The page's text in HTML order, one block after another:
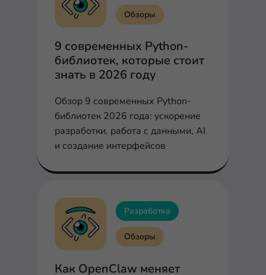
Обзоры
9 современных Python-
библиотек, которые стоит
знать в 2026 году
Обзор 9 современных Python-
библиотек 2026 года: ускорение
разработки, работа с данными, AI
и создание интерфейсов
Разработка
Обзоры
Как OpenClaw меняет